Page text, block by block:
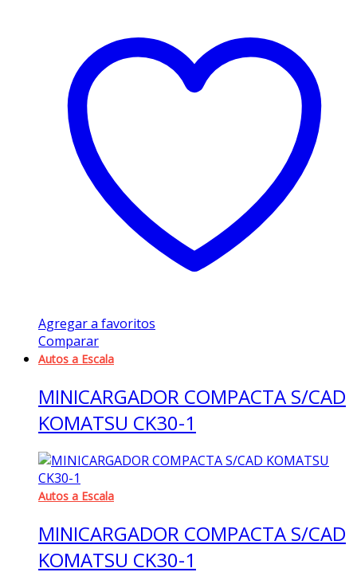
Agregar a favoritos
Comparar
Autos a Escala
MINICARGADOR COMPACTA S/CAD
KOMATSU CK30-1
Autos a Escala
MINICARGADOR COMPACTA S/CAD
KOMATSU CK30-1